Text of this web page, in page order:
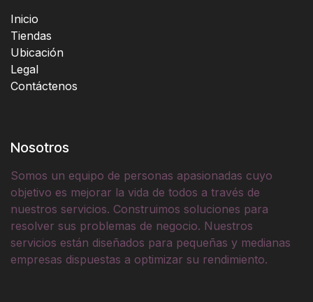
Inicio
Tiendas
Ubicación
Legal
Contáctenos
Nosotros
Somos un equipo de personas apasionadas cuyo
objetivo es mejorar la vida de todos a través de
nuestros servicios. Construimos soluciones para
resolver sus problemas de negocio. Nuestros
servicios están diseñados para pequeñas y medianas
empresas dispuestas a optimizar su rendimiento.